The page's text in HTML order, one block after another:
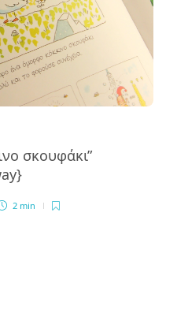
σκουφάκι”
2 min